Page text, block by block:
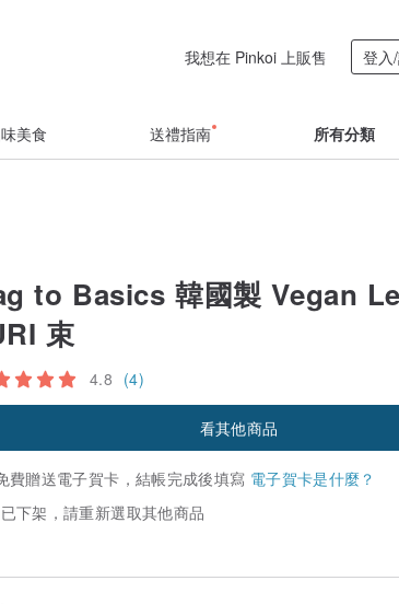
我想在 Pinkoi 上販售 登入
美食 送禮指南 所有分類
to Basics 韓國製 Vegan
束
4.8 (4)
看其他商品
費贈送電子賀卡，結帳完成後填寫 電子賀卡是什麼？
下架，請重新選取其他商品